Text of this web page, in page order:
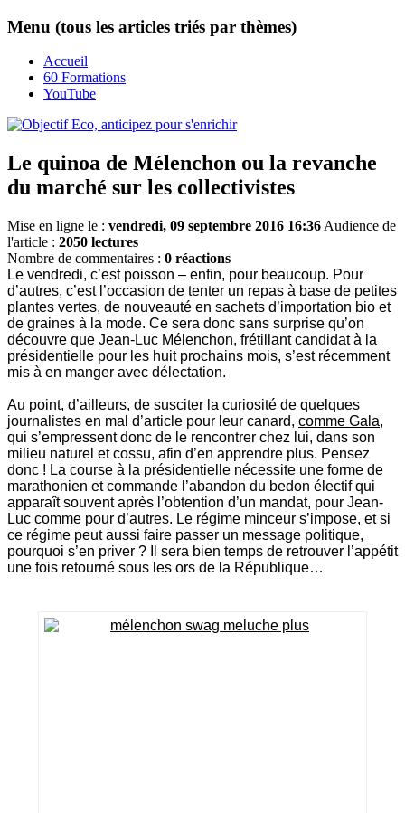
Menu (tous les articles triés par thèmes)
Accueil
60 Formations
YouTube
Le quinoa de Mélenchon ou la revanche
du marché sur les collectivistes
Mise en ligne le : vendredi, 09 septembre 2016 16:36 Audience de
l'article : 2050 lectures
Nombre de commentaires : 0 réactions
Le vendredi, c’est poisson – enfin, pour beaucoup. Pour
d’autres, c’est l’occasion de tenter un repas à base de petites
plantes vertes, de nouveauté en sachets d’importation bio et
de graines à la mode. Ce sera donc sans surprise qu’on
découvre que Jean-Luc Mélenchon, frétillant candidat à la
présidentielle pour les huit prochains mois, s’est récemment
mis à en manger avec délectation.
Au point, d’ailleurs, de susciter la curiosité de quelques
journalistes en mal d’article pour leur canard, comme Gala,
qui s’empressent donc de le rencontrer chez lui, dans son
milieu naturel et cossu, afin d’en apprendre plus. Pensez
donc ! La course à la présidentielle nécessite une forme de
marathonien et commande l’abandon du bedon électif qui
apparaît souvent après l’obtention d’un mandat, pour Jean-
Luc comme pour d’autres. Le régime minceur s’impose, et si
ce régime peut aussi faire passer un message politique,
pourquoi s’en priver ? Il sera bien temps de retrouver l’appétit
une fois retourné sous les ors de la République…